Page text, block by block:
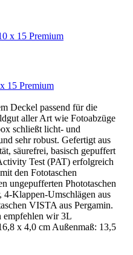
15 Premium
Deckel passend für die
aller Art wie Fotoabzüge
schließt licht- und
sehr robust. Gefertigt aus
säurefrei, basisch gepuffert
Test (PAT) erfolgreich
den Fototaschen
ungepufferten Phototaschen
Klappen-Umschlägen aus
VISTA aus Pergamin.
empfehlen wir 3L
x 4,0 cm Außenmaß: 13,5